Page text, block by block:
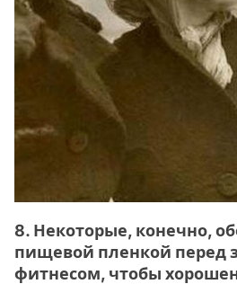
8. Некоторые, конечно,
пищевой пленкой перед
фитнесом, чтобы